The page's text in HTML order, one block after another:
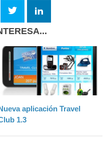
aplicación Travel
1.3